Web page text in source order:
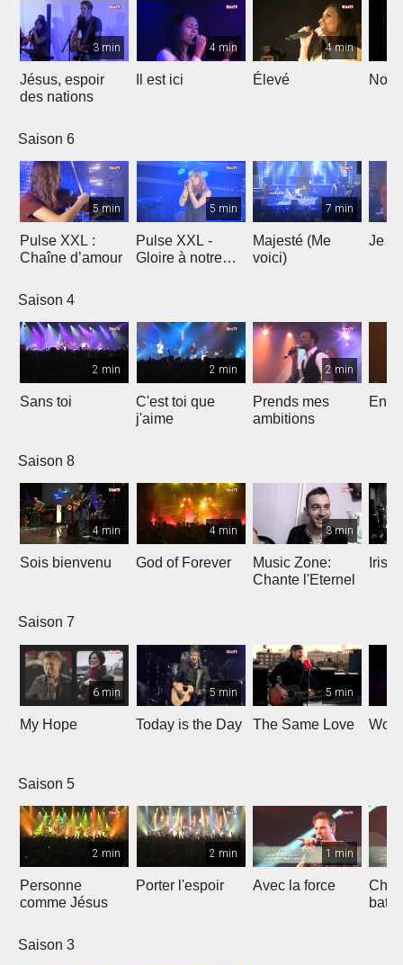
3 min
Jésus, espoir
des nations
4 min
Il est ici
4 min
Élevé
Saison 6
5 min
Pulse XXL :
Chaîne d’amour
5 min
Pulse XXL -
Gloire à notre
7 min
Majesté (Me
voici)
Je te
Saison 4
2 min
Sans toi
2 min
C'est toi que
j'aime
2 min
Prends mes
ambitions
Saison 8
4 min
Sois bienvenu
4 min
God of Forever
3 min
Music Zone:
Chante l'Eternel
Irish
Saison 7
6 min
My Hope
5 min
Today is the Day
5 min
The Same Love
Saison 5
2 min
Personne
comme Jésus
2 min
Porter l'espoir
1 min
Avec la force
Saison 3